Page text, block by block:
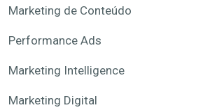
Marketing de Conteúdo
Performance Ads
Marketing Intelligence
Marketing Digital